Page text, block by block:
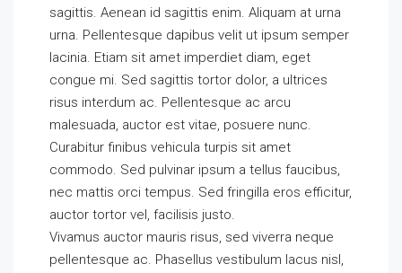
sagittis. Aenean id sagittis enim. Aliquam at urna
urna. Pellentesque dapibus velit ut ipsum semper
lacinia. Etiam sit amet imperdiet diam, eget
congue mi. Sed sagittis tortor dolor, a ultrices
risus interdum ac. Pellentesque ac arcu
malesuada, auctor est vitae, posuere nunc.
Curabitur finibus vehicula turpis sit amet
commodo. Sed pulvinar ipsum a tellus faucibus,
nec mattis orci tempus. Sed fringilla eros efficitur,
auctor tortor vel, facilisis justo.
Vivamus auctor mauris risus, sed viverra neque
pellentesque ac. Phasellus vestibulum lacus nisl,